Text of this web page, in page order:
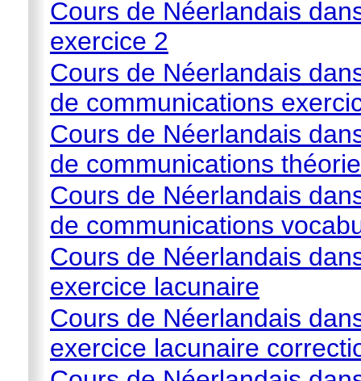
Cours de Néerlandais
exercice 2
Cours de Néerlandais
de communications
Cours de Néerlandais
de communications théorie
Cours de Néerlandais
de communications
Cours de Néerlandais
exercice lacunaire
Cours de Néerlandais
exercice lacunaire